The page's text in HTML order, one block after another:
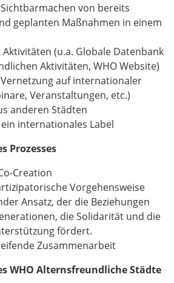
von bereits
geplanten Maßnahmen in einem
(u.a. Globale Datenbank
Aktivitäten, WHO Website)
auf internationaler
Veranstaltungen, etc.)
anderen Städten
internationales Label
Prozesses
Creation
Vorgehensweise
Ansatz, der die Beziehungen
die Solidarität und die
fördert.
Zusammenarbeit
WHO Alternsfreundliche Städte